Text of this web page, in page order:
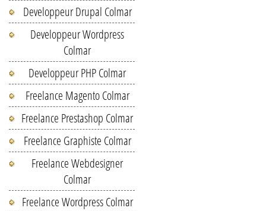
Developpeur Drupal Colmar
Developpeur Wordpress
Colmar
Developpeur PHP Colmar
Freelance Magento Colmar
Freelance Prestashop Colmar
Freelance Graphiste Colmar
Freelance Webdesigner
Colmar
Freelance Wordpress Colmar